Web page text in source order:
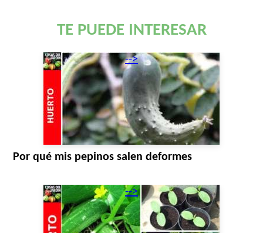
TE PUEDE INTERESAR
-->
Por qué mis pepinos salen deformes
-->